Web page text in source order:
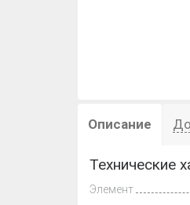
Описание
Технические
Элемент